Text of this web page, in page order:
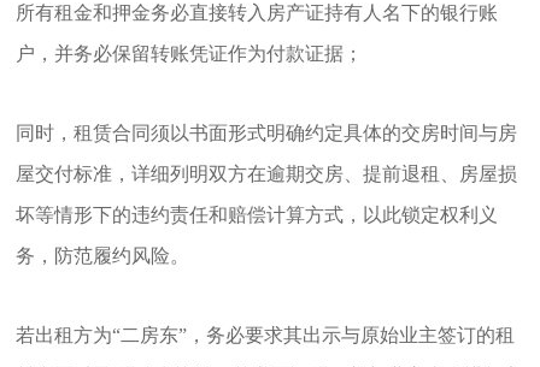
所有租金和押金务必直接转入房产证持有人名下的银行账
户，并务必保留转账凭证作为付款证据；
同时，租赁合同须以书面形式明确约定具体的交房时间与房
屋交付标准，详细列明双方在逾期交房、提前退租、房屋损
坏等情形下的违约责任和赔偿计算方式，以此锁定权利义
务，防范履约风险。
若出租方为“二房东”，务必要求其出示与原始业主签订的租